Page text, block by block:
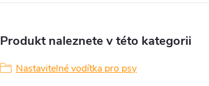
Produkt naleznete v této kategorii
Nastavitelné vodítka pro psy